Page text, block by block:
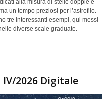
alla misura di stelle doppie e
un tempo preziosi per l’astrofilo.
tre interessanti esempi, qui messi
diverse scale graduate.
2026 Digitale